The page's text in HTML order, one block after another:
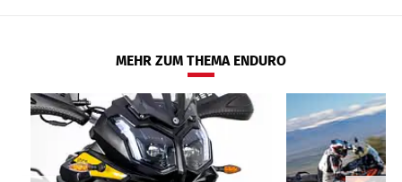
MEHR ZUM THEMA ENDURO